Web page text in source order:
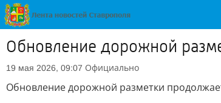
Обновление дорожной
19 мая 2026, 09:07 Официально
Обновление дорожной разметки